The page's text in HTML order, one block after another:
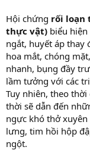
Hội chứng rối loạn
thực vật) biểu
ngắt, huyết áp thay
hoa mắt, chóng
nhanh, bụng đầy
lầm tưởng với các
Tuy nhiên, theo
thời sẽ dẫn đến
ngực khó thở
lưng, tim hồi hộp
ngột.